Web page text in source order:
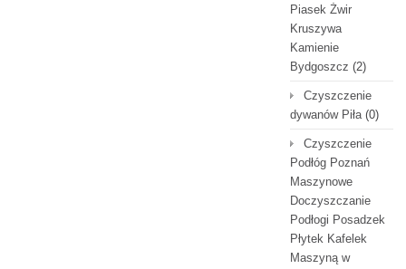
Piasek Żwir
Kruszywa
Kamienie
Bydgoszcz (2)
Czyszczenie
dywanów Piła(0)
Czyszczenie
Podłóg Poznań
Maszynowe
Doczyszczanie
Podłogi Posadzek
Płytek Kafelek
Maszyną w